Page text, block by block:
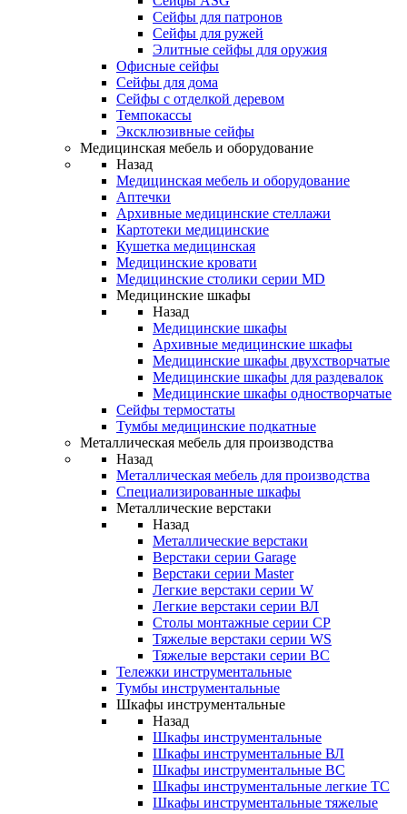
Сейфы для патронов
Сейфы для ружей
Элитные сейфы для оружия
Офисные сейфы
Сейфы для дома
Сейфы с отделкой деревом
Темпокассы
Эксклюзивные сейфы
Медицинская мебель и оборудование
Назад
Медицинская мебель и оборудование
Аптечки
Архивные медицинские стеллажи
Картотеки медицинские
Кушетка медицинская
Медицинские кровати
Медицинские столики серии MD
Медицинские шкафы
Назад
Медицинские шкафы
Архивные медицинские шкафы
Медицинские шкафы двухстворчатые
Медицинские шкафы для раздевалок
Медицинские шкафы одностворчатые
Сейфы термостаты
Тумбы медицинские подкатные
Металлическая мебель для производства
Назад
Металлическая мебель для производства
Cпециализированные шкафы
Металлические верстаки
Назад
Металлические верстаки
Верстаки серии Garage
Верстаки серии Master
Легкие верстаки серии W
Легкие верстаки серии ВЛ
Столы монтажные серии СР
Тяжелые верстаки серии WS
Тяжелые верстаки серии ВС
Тележки инструментальные
Тумбы инструментальные
Шкафы инструментальные
Назад
Шкафы инструментальные
Шкафы инструментальные ВЛ
Шкафы инструментальные ВС
Шкафы инструментальные легкие ТС
Шкафы инструментальные тяжелые